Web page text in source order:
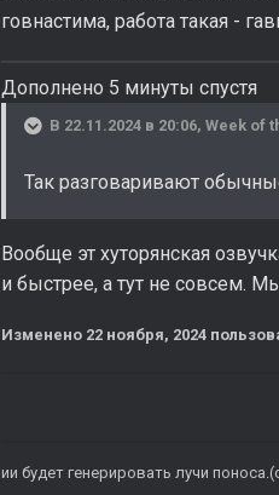
говнастима, работа такая -
Дополнено 5 минуты спустя
В 22.11.2024 в 20:06, Week of
Так разговаривают
Вообще эт хуторянская
и быстрее, а тут не совсем.
Изменено 22 ноября, 2024
ии будет генерировать лучи